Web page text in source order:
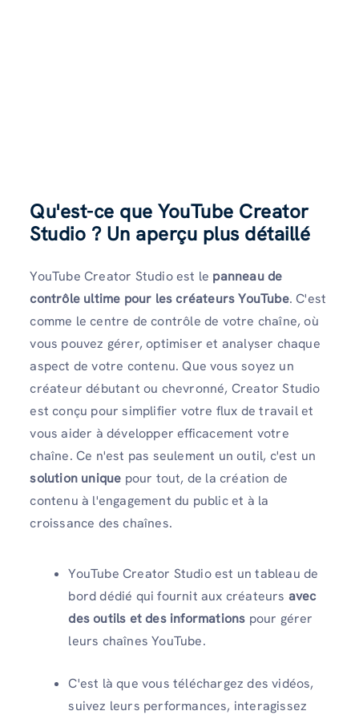
Qu'est-ce que YouTube Creator
Studio ? Un aperçu plus détaillé
YouTube Creator Studio est le panneau de
contrôle ultime pour les créateurs YouTube. C'est
comme le centre de contrôle de votre chaîne, où
vous pouvez gérer, optimiser et analyser chaque
aspect de votre contenu. Que vous soyez un
créateur débutant ou chevronné, Creator Studio
est conçu pour simplifier votre flux de travail et
vous aider à développer efficacement votre
chaîne. Ce n'est pas seulement un outil, c'est un
solution unique pour tout, de la création de
contenu à l'engagement du public et à la
croissance des chaînes.
YouTube Creator Studio est un tableau de
bord dédié qui fournit aux créateurs avec
des outils et des informations pour gérer
leurs chaînes YouTube.
C'est là que vous téléchargez des vidéos,
suivez leurs performances, interagissez